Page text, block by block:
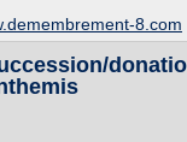
8.com